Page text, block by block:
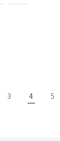
3 4 5